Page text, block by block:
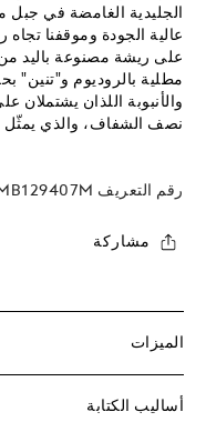
الجليدية الغامضة في جبل
عالية الجودة وموقفنا
مطلية بالروديوم و"تنين"
والأنبوبة اللذان
نصف الشفاف، والذي يمثّل
رقم التعريف
مشاركة
الميزات
أساليب الكتابة